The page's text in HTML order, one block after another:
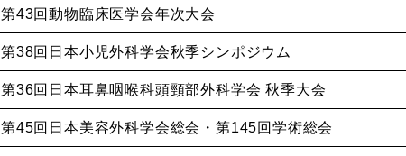
第43回動物臨床医学会年次大会
第38回日本小児外科学会秋季シンポジウム
第36回日本耳鼻咽喉科頭頸部外科学会 秋季大会
第45回日本美容外科学会総会・第145回学術総会